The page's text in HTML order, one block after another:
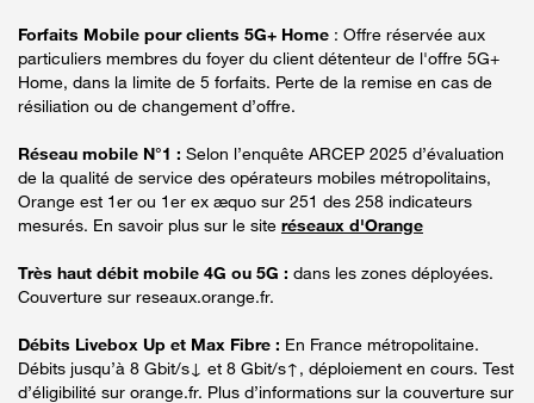
Forfaits Mobile pour clients 5G+ Home : Offre réservée aux
particuliers membres du foyer du client détenteur de l'offre 5G+
Home, dans la limite de 5 forfaits. Perte de la remise en cas de
résiliation ou de changement d’offre.
Réseau mobile N°1 : Selon l’enquête ARCEP 2025 d’évaluation
de la qualité de service des opérateurs mobiles métropolitains,
Orange est 1er ou 1er ex æquo sur 251 des 258 indicateurs
mesurés. En savoir plus sur le site réseaux d'Orange
Très haut débit mobile 4G ou 5G : dans les zones déployées.
Couverture sur reseaux.orange.fr.
Débits Livebox Up et Max Fibre : En France métropolitaine.
Débits jusqu’à 8 Gbit/s↓ et 8 Gbit/s↑, déploiement en cours. Test
d’éligibilité sur orange.fr. Plus d’informations sur la couverture sur